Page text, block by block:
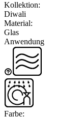
Kollektion:
Diwali
Material:
Glas
Anwendung
Farbe: